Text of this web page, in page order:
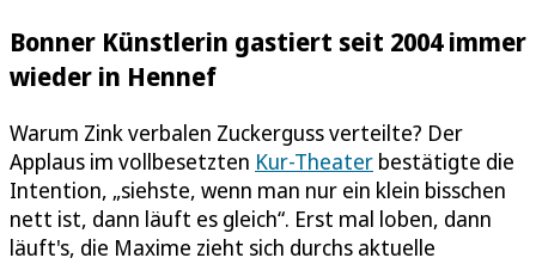
Bonner Künstlerin gastiert seit 2004 immer
wieder in Hennef
Warum Zink verbalen Zuckerguss verteilte? Der
Applaus im vollbesetzten Kur-Theater bestätigte die
Intention, „siehste, wenn man nur ein klein bisschen
nett ist, dann läuft es gleich“. Erst mal loben, dann
läuft's, die Maxime zieht sich durchs aktuelle